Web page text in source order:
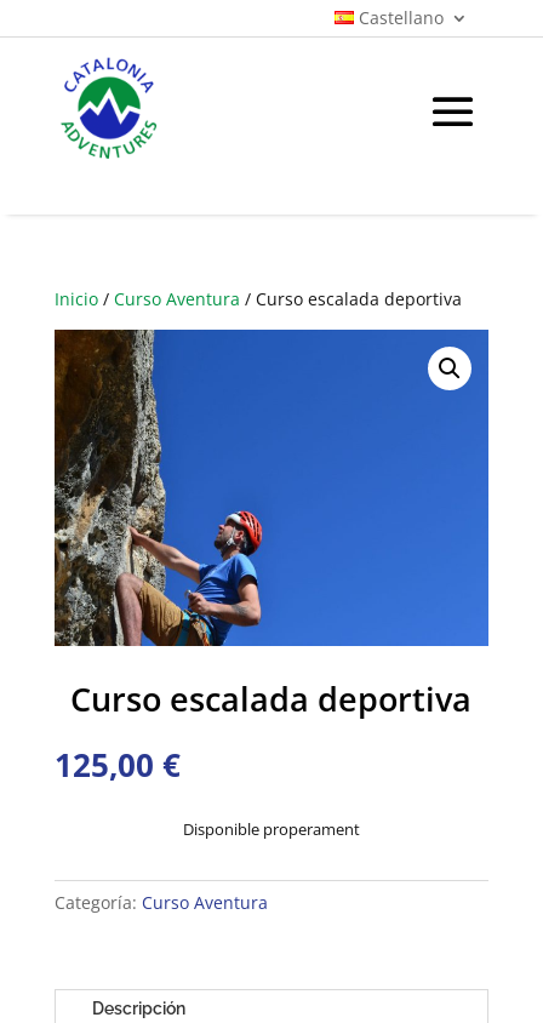
Castellano
Inicio/ Curso Aventura / Curso escalada deportiva
Curso escalada deportiva
125,00 €
Disponible properament
Categoría: Curso Aventura
Descripción